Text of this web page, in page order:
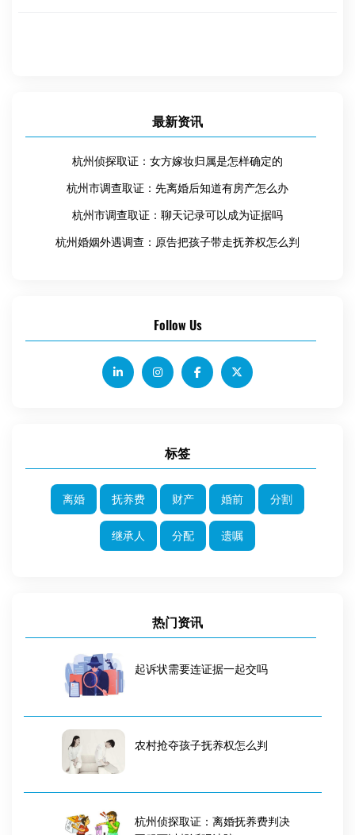
最新资讯
杭州侦探取证：女方嫁妆归属是怎样确定的
杭州市调查取证：先离婚后知道有房产怎么办
杭州市调查取证：聊天记录可以成为证据吗
杭州婚姻外遇调查：原告把孩子带走抚养权怎么判
Follow Us
标签
离婚 抚养费 财产 婚前 分割
继承人 分配 遗嘱
热门资讯
起诉状需要连证据一起交吗
农村抢夺孩子抚养权怎么判
杭州侦探取证：离婚抚养费判决